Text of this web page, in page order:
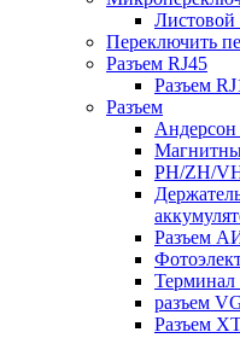
Листовой
Переключить
Разъем RJ45
Разъем
Разъем
PH/ZH/
Разъем
Терминал
разъем
Разъем